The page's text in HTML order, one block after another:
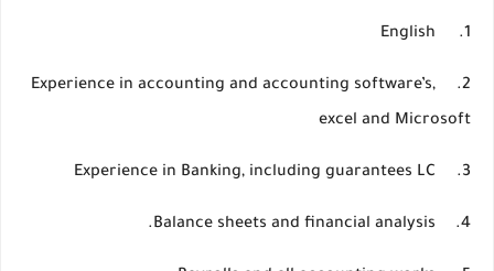
1.
English
2.
Experience in accounting and accounting software’s,
excel and Microsoft
3.
Experience in Banking, including guarantees LC
4.
Balance sheets and financial analysis.